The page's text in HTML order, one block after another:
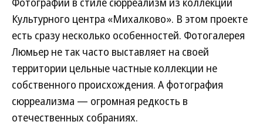
Культурного центра «Михалково». В этом проекте
есть сразу несколько особенностей. Фотогалерея
Люмьер не так часто выставляет на своей
территории цельные частные коллекции не
собственного происхождения. А фотография
сюрреализма — огромная редкость в
отечественных собраниях.